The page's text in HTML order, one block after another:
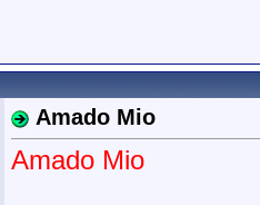
Amado Mio
Amado Mio